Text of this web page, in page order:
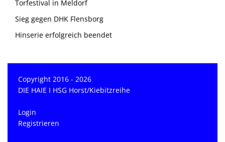
Torfestival in Meldorf
Sieg gegen DHK Flensborg
Hinserie erfolgreich beendet
Copyright 2016 - 2026
DIE HAIE I HSG Horst/Kiebitzreihe
Login
Registrieren